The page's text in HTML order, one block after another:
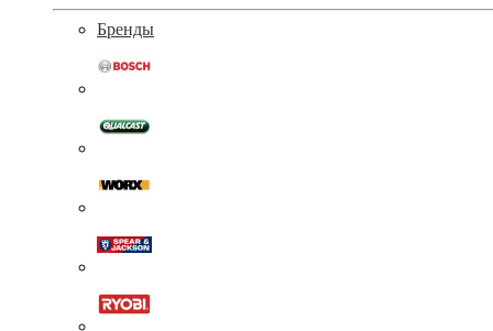
Бренды